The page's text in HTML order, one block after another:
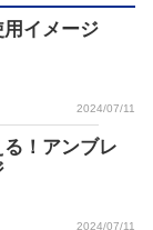
用イメージ
2024/07/11
る！アンブレ
2024/07/11